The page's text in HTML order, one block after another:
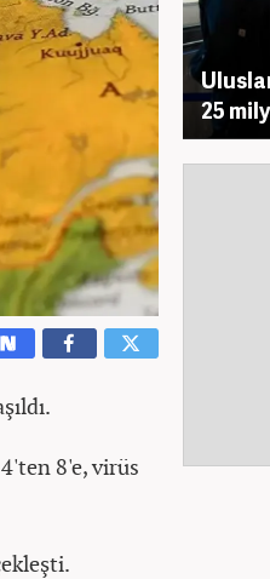
8'e, virüs
25